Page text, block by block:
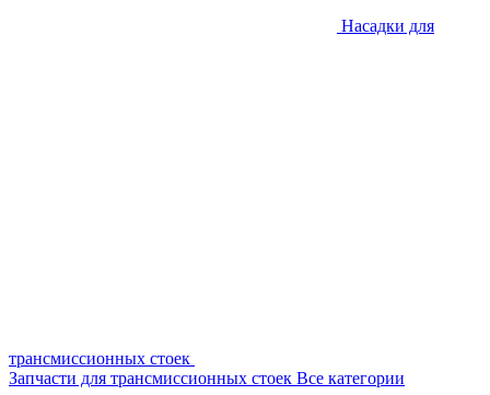
Насадки для
трансмиссионных стоек
Запчасти для трансмиссионных стоек Все категории